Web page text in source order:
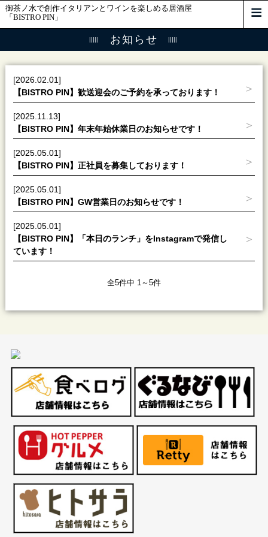
御茶ノ水で創作イタリアンとワインを楽しめる居酒屋
「BISTRO PIN」
お知らせ
[2026.02.01]
【BISTRO PIN】歓送迎会のご予約を承っております！
[2025.11.13]
【BISTRO PIN】年末年始休業日のお知らせです！
[2025.05.01]
【BISTRO PIN】正社員を募集しております！
[2025.05.01]
【BISTRO PIN】GW営業日のお知らせです！
[2025.05.01]
【BISTRO PIN】「本日のランチ」をInstagramで発信し
ています！
全5件中 1～5件